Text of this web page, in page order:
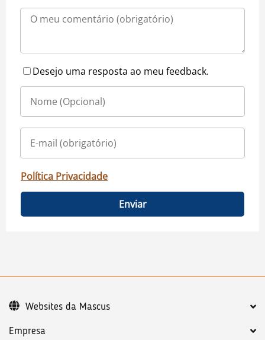
Desejo uma resposta ao meu feedback.
Política Privacidade
Enviar
Empresa
Websites da Mascus